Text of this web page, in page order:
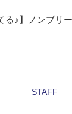
る♪】ノンブリ
STAFF